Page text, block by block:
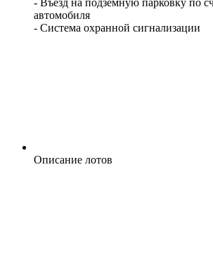
- Въезд на подземную парковку по
автомобиля
- Система охранной сигнализации
Описание лотов